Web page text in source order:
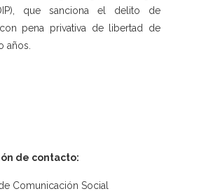
que sanciona el delito de
pena privativa de libertad de
años.
de contacto:
Comunicación Social